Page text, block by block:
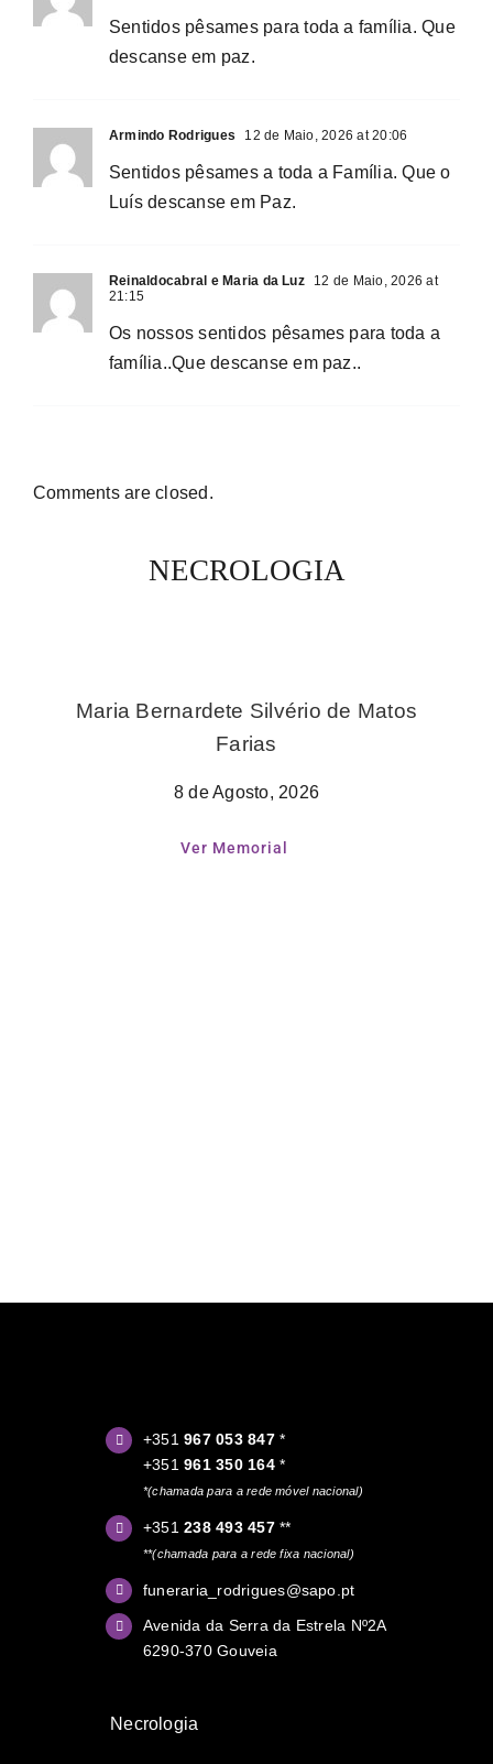
Sentidos pêsames para toda a família. Que
descanse em paz.
Armindo Rodrigues 12 de Maio, 2026 at 20:06
Sentidos pêsames a toda a Família. Que o
Luís descanse em Paz.
Reinaldocabral e Maria da Luz
12 de Maio, 2026 at
21:15
Os nossos sentidos pêsames para toda a
família..Que descanse em paz..
Comments are closed.
NECROLOGIA
Maria Bernardete Silvério de Matos
Farias
8 de Agosto, 2026
Ver Memorial
+351967 053 847*
+351961 350 164*
*(chamada para a rede móvel nacional)
+351238 493 457**
**(chamada para a rede fixa nacional)
funeraria_rodrigues@sapo.pt
Avenida da Serra da Estrela Nº2A
6290-370 Gouveia
Necrologia